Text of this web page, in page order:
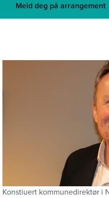
Meld deg på arrangement
Konstiuert kommunedirektør i